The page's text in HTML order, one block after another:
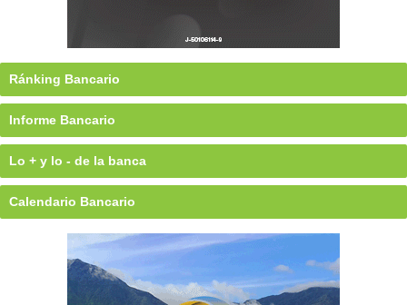
Ránking Bancario
Informe Bancario
Lo + y lo - de la banca
Calendario Bancario